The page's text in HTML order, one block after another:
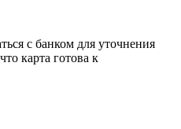
с банком для уточнения
карта готова к